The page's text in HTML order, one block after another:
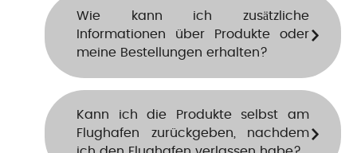
Wie kann ich zusätzliche
Informationen über Produkte oder
meine Bestellungen erhalten?
Kann ich die Produkte selbst am
Flughafen zurückgeben, nachdem